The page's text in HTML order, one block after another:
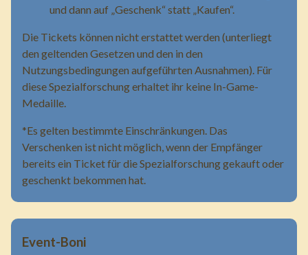
und dann auf „Geschenk“ statt „Kaufen“.
Die Tickets können nicht erstattet werden (unterliegt
den geltenden Gesetzen und den in den
Nutzungsbedingungen aufgeführten Ausnahmen). Für
diese Spezialforschung erhaltet ihr keine In-Game-
Medaille.
*Es gelten bestimmte Einschränkungen. Das
Verschenken ist nicht möglich, wenn der Empfänger
bereits ein Ticket für die Spezialforschung gekauft oder
geschenkt bekommen hat.
Event-Boni